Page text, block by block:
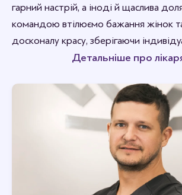
гарний настрій, а іноді й щаслива
командою втілюємо бажання жінок
досконалу красу, зберігаючи
Детальніше про